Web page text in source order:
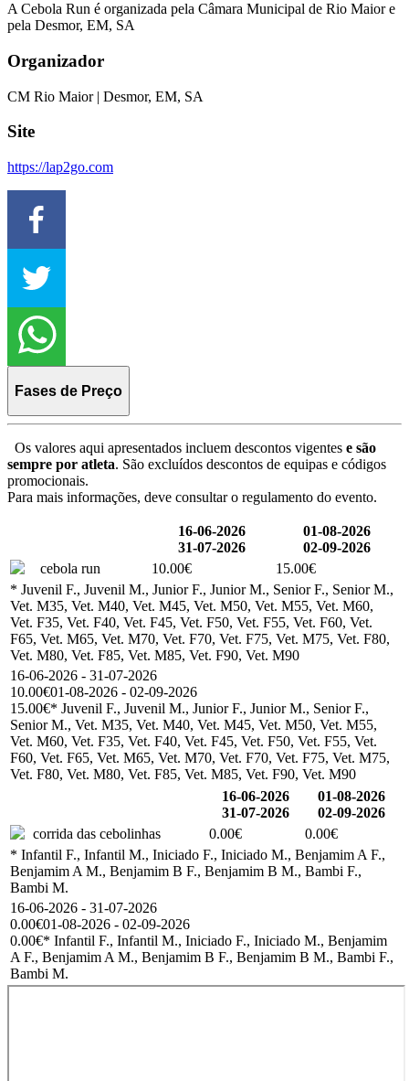
A Cebola Run é organizada pela Câmara Municipal de Rio Maior e
pela Desmor, EM, SA
Organizador
CM Rio Maior | Desmor, EM, SA
Site
https://lap2go.com
Fases de Preço
Os valores aqui apresentados incluem descontos vigentes e são
sempre por atleta. São excluídos descontos de equipas e códigos
promocionais.
Para mais informações, deve consultar o regulamento do evento.
16-06-2026
31-07-2026
01-08-2026
02-09-2026
cebola run
10.00€
15.00€
* Juvenil F., Juvenil M., Junior F., Junior M., Senior F., Senior M.,
Vet. M35, Vet. M40, Vet. M45, Vet. M50, Vet. M55, Vet. M60,
Vet. F35, Vet. F40, Vet. F45, Vet. F50, Vet. F55, Vet. F60, Vet.
F65, Vet. M65, Vet. M70, Vet. F70, Vet. F75, Vet. M75, Vet. F80,
Vet. M80, Vet. F85, Vet. M85, Vet. F90, Vet. M90
16-06-2026 - 31-07-2026
10.00€01-08-2026 - 02-09-2026
15.00€* Juvenil F., Juvenil M., Junior F., Junior M., Senior F.,
Senior M., Vet. M35, Vet. M40, Vet. M45, Vet. M50, Vet. M55,
Vet. M60, Vet. F35, Vet. F40, Vet. F45, Vet. F50, Vet. F55, Vet.
F60, Vet. F65, Vet. M65, Vet. M70, Vet. F70, Vet. F75, Vet. M75,
Vet. F80, Vet. M80, Vet. F85, Vet. M85, Vet. F90, Vet. M90
16-06-2026
31-07-2026
01-08-2026
02-09-2026
corrida das cebolinhas
0.00€
0.00€
* Infantil F., Infantil M., Iniciado F., Iniciado M., Benjamim A F.,
Benjamim A M., Benjamim B F., Benjamim B M., Bambi F.,
Bambi M.
16-06-2026 - 31-07-2026
0.00€01-08-2026 - 02-09-2026
0.00€* Infantil F., Infantil M., Iniciado F., Iniciado M., Benjamim
A F., Benjamim A M., Benjamim B F., Benjamim B M., Bambi F.,
Bambi M.